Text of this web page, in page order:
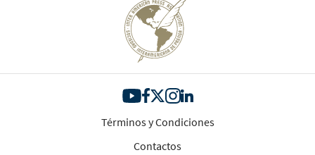
Términos y Condiciones
Contactos